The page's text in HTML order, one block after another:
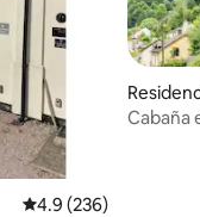
Calificación
4.9 (236)
Cabaña